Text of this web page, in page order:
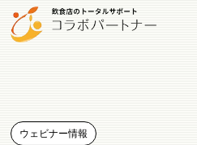
ウェビナー情報